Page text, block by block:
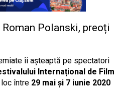
Polanski, preoți
îi așteaptă pe spectatori
Internațional de Film
loc între 29 mai și 7 iunie 2020